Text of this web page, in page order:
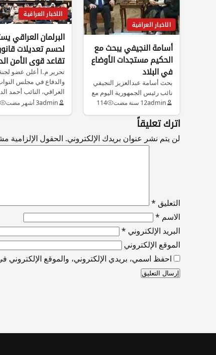
الاخبار العراقية
أسامة النجيفي يبحث مع
الحكيم مستجدات الأوضاع
في البلاد
بحث أسامة عبدالعزيز النجيفي
نائب رئيس الجمهورية اليوم مع
عمار الحكيم رئيس المجلس
admin12 سنة مضت 114
الاخبار العراقية
البرلمان العراقي
لحسم تعديلات
تقاعد قوى الأمن
لرفع سقف الرواتب
تحرير م.ا أعلن عضو
والدفاع في مجلس
العراقي، النائب أحمد
…
admin3 أشهر مضت
اترك تعليقاً
لن يتم نشر عنوان بريدك الإلكتروني. الحقول الإلزامية
التعليق *
الاسم *
البريد الإلكتروني *
الموقع الإلكتروني
احفظ اسمي، بريدي الإلكتروني، والموقع الإلكتروني